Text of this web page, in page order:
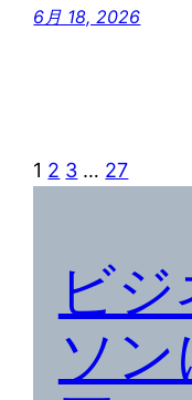
6月 18, 2026
1 2 3 … 27
ビ
ソ